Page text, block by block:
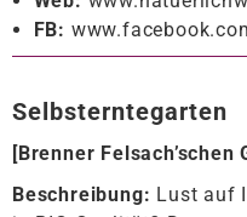
FB:
Selbsterntegarten
[Brenner Felsach’schen
Beschreibung: Lust auf